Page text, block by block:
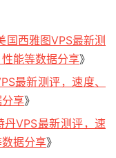
西雅图VPS最新测
能等数据分享》
最新测评，速度、
享》
VPS最新测评，速
据分享》